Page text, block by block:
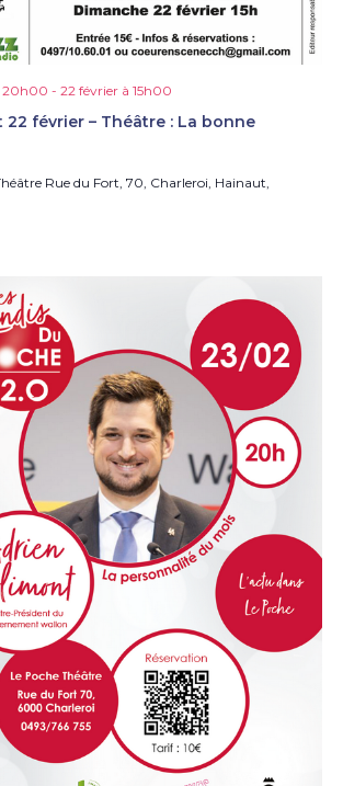
22 février – Théâtre : La bonne
20h00 - 22 février à 15h00
Rue du Fort, 70, Charleroi, Hainaut,